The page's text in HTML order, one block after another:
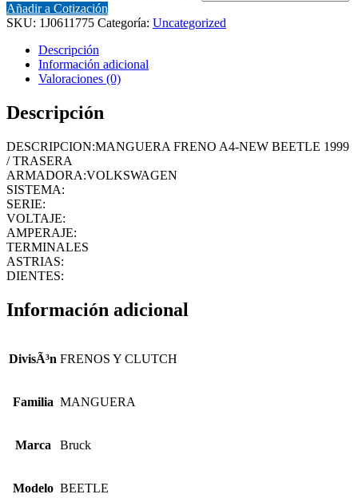
Añadir a Cotización
SKU: 1J0611775 Categoría: Uncategorized
Descripción
Información adicional
Valoraciones (0)
Descripción
DESCRIPCION:MANGUERA FRENO A4-NEW BEETLE 1999
/ TRASERA
ARMADORA:VOLKSWAGEN
SISTEMA:
SERIE:
VOLTAJE:
AMPERAJE:
TERMINALES
ASTRIAS:
DIENTES:
Información adicional
DivisÃ³n FRENOS Y CLUTCH
Familia MANGUERA
Marca Bruck
Modelo BEETLE